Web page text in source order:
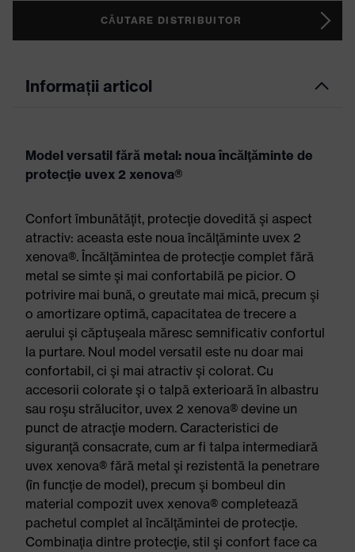
CĂUTARE DISTRIBUITOR
Informații articol
Model versatil fără metal: noua încălţăminte de
protecţie uvex 2 xenova®
Confort îmbunătăţit, protecţie dovedită şi aspect
atractiv: aceasta este noua încălţăminte uvex 2
xenova®. Încălţămintea de protecţie complet fără
metal se simte şi mai confortabilă pe picior. O
potrivire mai bună, o greutate mai mică, precum şi
o amortizare optimă, capacitatea de trecere a
aerului şi căptuşeala măresc semnificativ confortul
la purtare. Noul model versatil este nu doar mai
confortabil, ci şi mai atractiv şi colorat. Cu
accesorii colorate şi o talpă exterioară în albastru
sau roşu strălucitor, uvex 2 xenova® devine un
punct de atracţie modern. Caracteristici de
siguranţă consacrate, cum ar fi talpa intermediară
uvex xenova® fără metal şi rezistentă la penetrare
(în funcţie de model), precum şi bombeul din
material compozit uvex xenova® completează
pachetul complet al încălţămintei de protecţie.
Combinaţia dintre protecţie, stil şi confort face ca